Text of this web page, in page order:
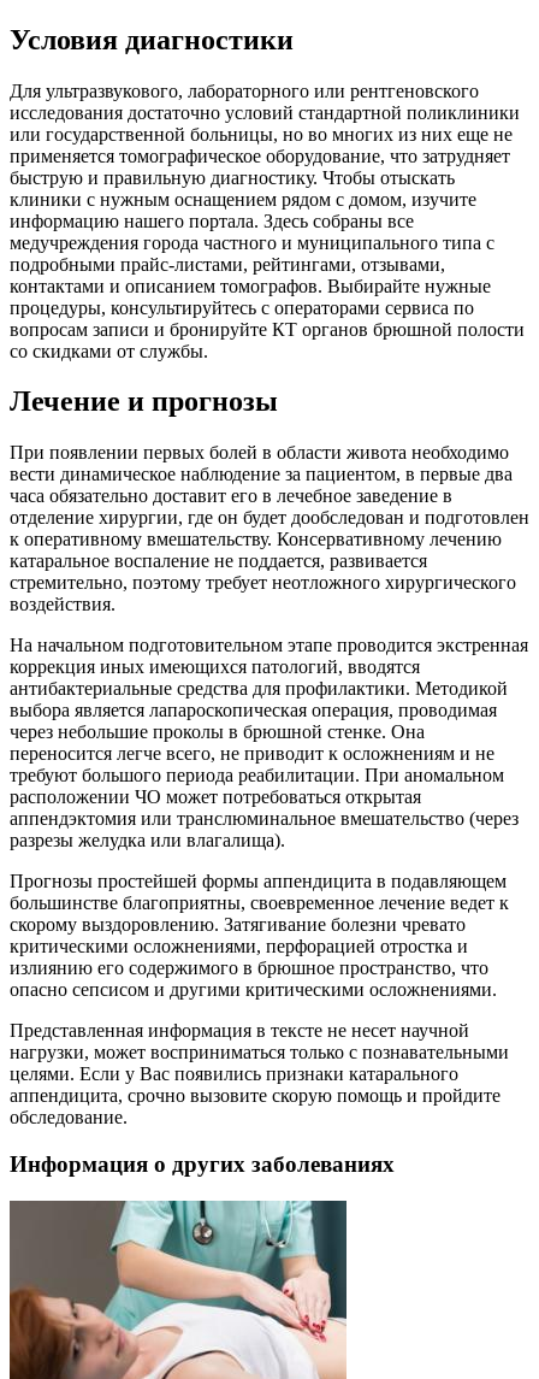
Условия диагностики
Для ультразвукового, лабораторного или рентгеновского
исследования достаточно условий стандартной поликлиники
или государственной больницы, но во многих из них еще не
применяется томографическое оборудование, что затрудняет
быструю и правильную диагностику. Чтобы отыскать
клиники с нужным оснащением рядом с домом, изучите
информацию нашего портала. Здесь собраны все
медучреждения города частного и муниципального типа с
подробными прайс-листами, рейтингами, отзывами,
контактами и описанием томографов. Выбирайте нужные
процедуры, консультируйтесь с операторами сервиса по
вопросам записи и бронируйте КТ органов брюшной полости
со скидками от службы.
Лечение и прогнозы
При появлении первых болей в области живота необходимо
вести динамическое наблюдение за пациентом, в первые два
часа обязательно доставит его в лечебное заведение в
отделение хирургии, где он будет дообследован и подготовлен
к оперативному вмешательству. Консервативному лечению
катаральное воспаление не поддается, развивается
стремительно, поэтому требует неотложного хирургического
воздействия.
На начальном подготовительном этапе проводится экстренная
коррекция иных имеющихся патологий, вводятся
антибактериальные средства для профилактики. Методикой
выбора является лапароскопическая операция, проводимая
через небольшие проколы в брюшной стенке. Она
переносится легче всего, не приводит к осложнениям и не
требуют большого периода реабилитации. При аномальном
расположении ЧО может потребоваться открытая
аппендэктомия или транслюминальное вмешательство (через
разрезы желудка или влагалища).
Прогнозы простейшей формы аппендицита в подавляющем
большинстве благоприятны, своевременное лечение ведет к
скорому выздоровлению. Затягивание болезни чревато
критическими осложнениями, перфорацией отростка и
излиянию его содержимого в брюшное пространство, что
опасно сепсисом и другими критическими осложнениями.
Представленная информация в тексте не несет научной
нагрузки, может восприниматься только с познавательными
целями. Если у Вас появились признаки катарального
аппендицита, срочно вызовите скорую помощь и пройдите
обследование.
Информация о других заболеваниях